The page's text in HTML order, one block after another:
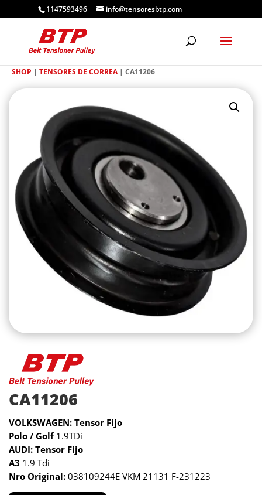
1147593496 info@tensoresbtp.com
SHOP | TENSORES DE CORREA| CA11206
CA11206
VOLKSWAGEN: Tensor Fijo
Polo / Golf1.9TDi
AUDI: Tensor Fijo
A3 1.9 Tdi
Nro Original: 038109244E VKM 21131 F-231223